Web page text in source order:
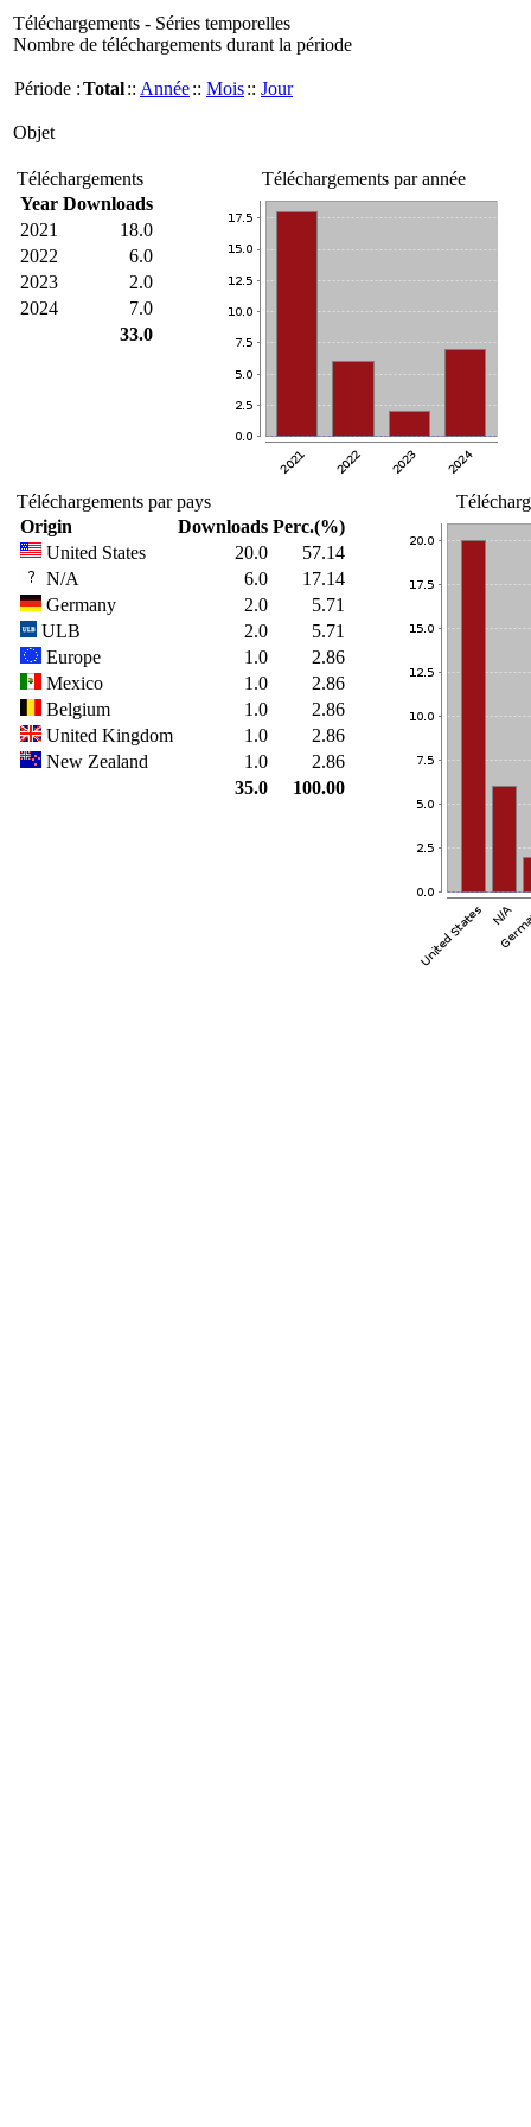
Téléchargements - Séries temporelles
Nombre de téléchargements durant la période
Période :Total:: Année:: Mois:: Jour
Objet
Téléchargements
Year Downloads
2021
18.0
2022
6.0
2023
2.0
2024
7.0
33.0
Téléchargements par année
Téléchargements par pays
Origin
Downloads Perc.(%)
United States
20.0
57.14
N/A
6.0
17.14
Germany
2.0
5.71
ULB
2.0
5.71
Europe
1.0
2.86
Mexico
1.0
2.86
Belgium
1.0
2.86
United Kingdom
1.0
2.86
New Zealand
1.0
2.86
35.0
100.00